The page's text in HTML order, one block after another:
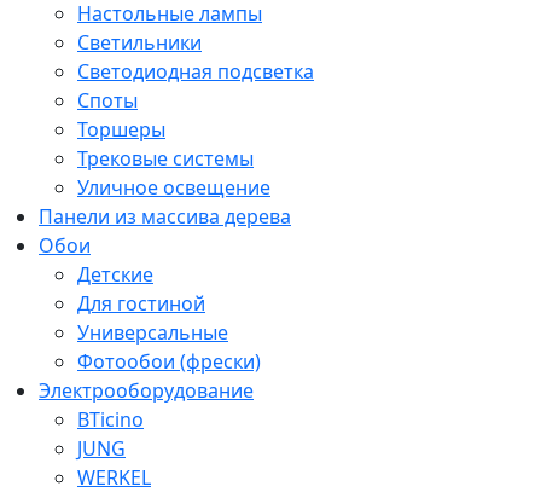
Настольные лампы
Светильники
Светодиодная подсветка
Споты
Торшеры
Трековые системы
Уличное освещение
Панели из массива дерева
Обои
Детские
Для гостиной
Универсальные
Фотообои (фрески)
Электрооборудование
BTicino
JUNG
WERKEL